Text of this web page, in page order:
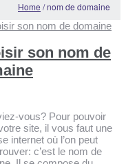
Home /nom de domaine
son nom de
vous? Pour pouvoir
site, il vous faut une
internet où l’on peut
c’est le nom de